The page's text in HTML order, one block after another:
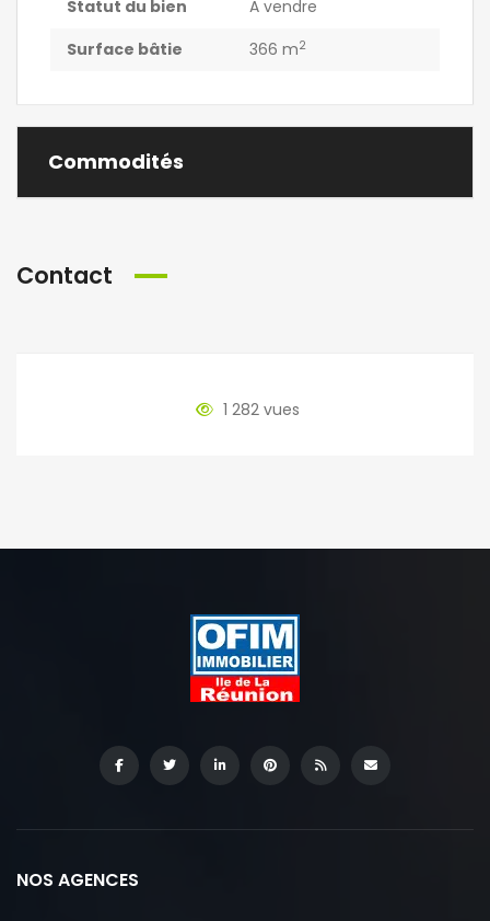
Statut du bien
A vendre
Surface bâtie
366 m2
Commodités
Contact
1 282 vues
NOS AGENCES